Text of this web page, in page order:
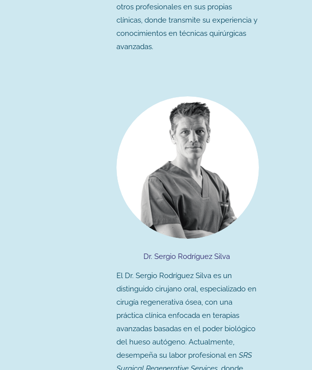
otros profesionales en sus propias
clínicas, donde transmite su experiencia y
conocimientos en técnicas quirúrgicas
avanzadas.
Dr. Sergio Rodríguez Silva
El Dr. Sergio Rodríguez Silva es un
distinguido cirujano oral, especializado en
cirugía regenerativa ósea, con una
práctica clínica enfocada en terapias
avanzadas basadas en el poder biológico
del hueso autógeno. Actualmente,
desempeña su labor profesional en SRS